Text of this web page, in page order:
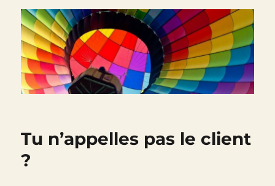
Tu n’appelles pas le client
?